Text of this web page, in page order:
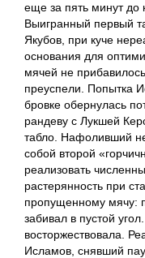
еще за пять минут до
Выигранный первый
Якубов, при куче
основания для
мячей не
преуспели. Попытка
бровке обернулась
рандеву с Лукшей
табло. Нафоливший
собой второй
реализовать
растерянность при
пропущенному мячу:
забивал в пустой
восторжествовала.
Исламов, снявший